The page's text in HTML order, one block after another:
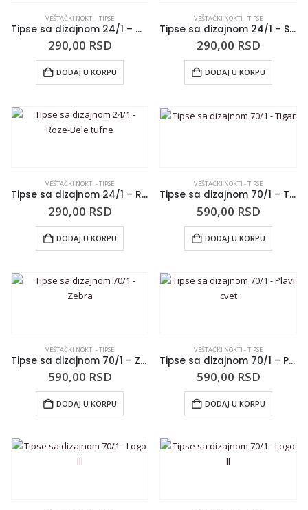
VEŠTAČKI NOKTI - TIPSE
Tipse sa dizajnom 24/1 – Crne-Roze tufne
290,00 RSD
DODAJ U KORPU
VEŠTAČKI NOKTI - TIPSE
Tipse sa dizajnom 24/1 – Svetlo roze-Bele tufne
290,00 RSD
DODAJ U KORPU
VEŠTAČKI NOKTI - TIPSE
Tipse sa dizajnom 24/1 – Roze-Bele tufne
290,00 RSD
DODAJ U KORPU
VEŠTAČKI NOKTI - TIPSE
Tipse sa dizajnom 70/1 – Tigar
590,00 RSD
DODAJ U KORPU
VEŠTAČKI NOKTI - TIPSE
Tipse sa dizajnom 70/1 – Zebra
590,00 RSD
DODAJ U KORPU
VEŠTAČKI NOKTI - TIPSE
Tipse sa dizajnom 70/1 – Plavi cvet
590,00 RSD
DODAJ U KORPU